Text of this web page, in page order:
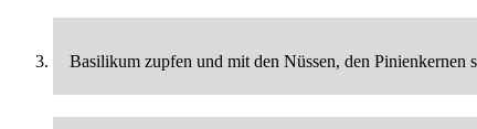
Basilikum zupfen und mit den Nüssen, den Pinienkernen